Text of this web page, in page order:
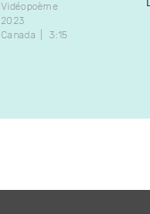
Vidéopoème
2023
Canada
3:15